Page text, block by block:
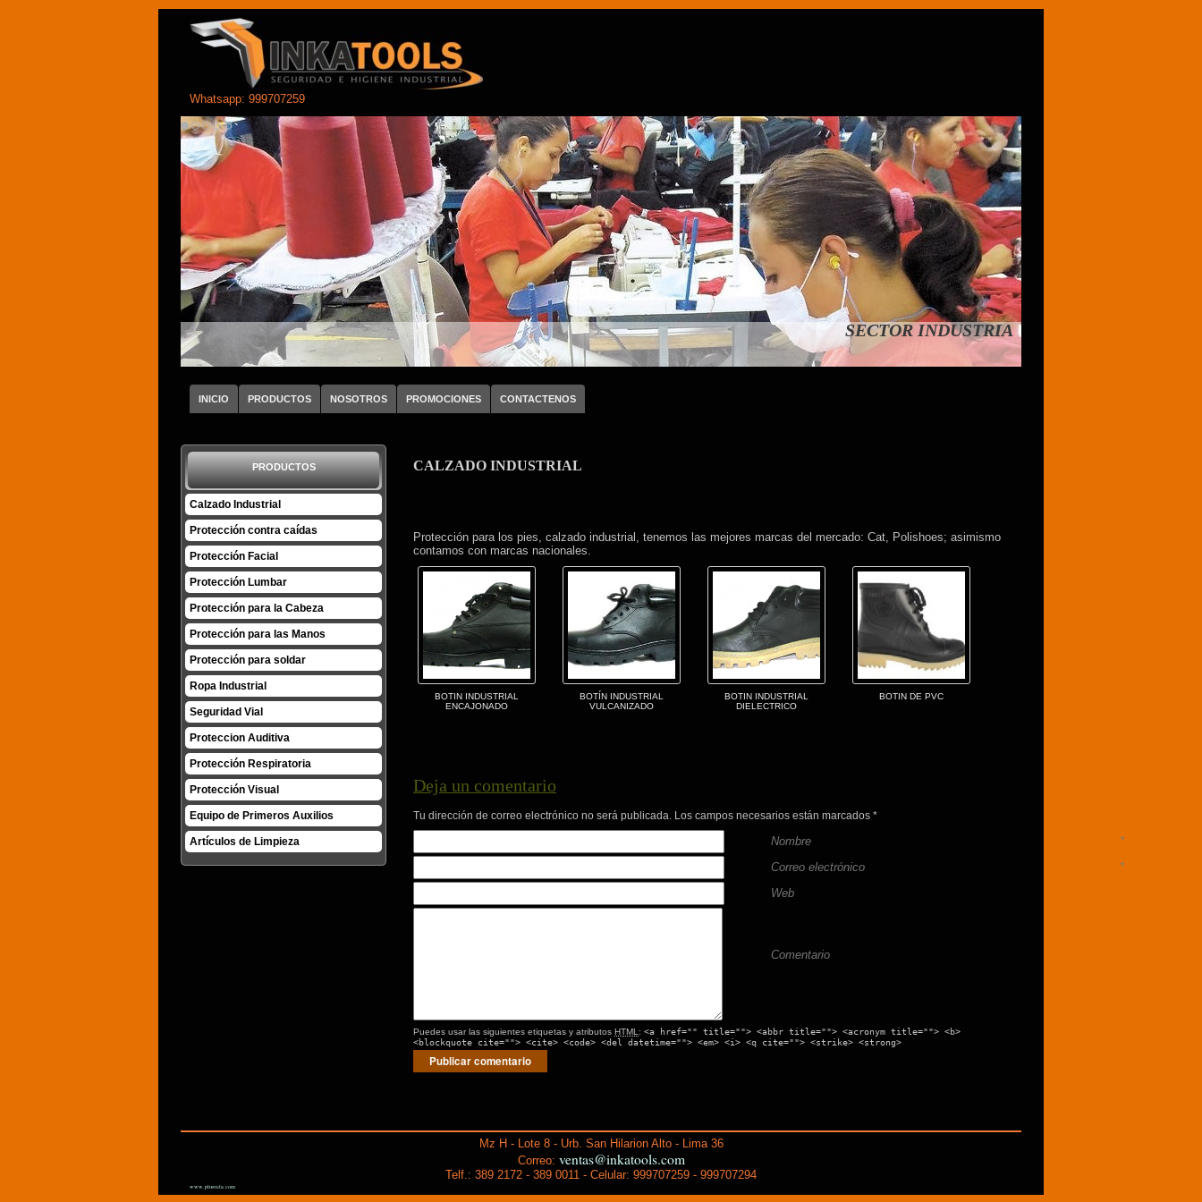
Whatsapp: 999707259
SECTOR INDUSTRIA
INICIO PRODUCTOS NOSOTROS PROMOCIONES CONTACTENOS
PRODUCTOS
Calzado Industrial
Protección contra caídas
Protección Facial
Protección Lumbar
Protección para la Cabeza
Protección para las Manos
Protección para soldar
Ropa Industrial
Seguridad Vial
Proteccion Auditiva
Protección Respiratoria
Protección Visual
Equipo de Primeros Auxilios
Artículos de Limpieza
CALZADO INDUSTRIAL
Protección para los pies, calzado industrial, tenemos las mejores marcas del mercado: Cat, Polishoes; asimismo
contamos con marcas nacionales.
BOTIN INDUSTRIAL
ENCAJONADO
BOTÍN INDUSTRIAL
VULCANIZADO
BOTIN INDUSTRIAL
DIELECTRICO
BOTIN DE PVC
Deja un comentario
Tu dirección de correo electrónico no será publicada. Los campos necesarios están marcados *
Nombre
*
Correo electrónico
*
Web
Comentario
Puedes usar las siguientes etiquetas y atributos HTML : <a href="" title=""> <abbr title=""> <acronym title=""> <b>
<blockquote cite=""> <cite> <code> <del datetime=""> <em> <i> <q cite=""> <strike> <strong>
Mz H - Lote 8 - Urb. San Hilarion Alto - Lima 36
Correo: ventas@inkatools.com
Telf.: 389 2172 - 389 0011 - Celular: 999707259 - 999707294
www.plusvela.com